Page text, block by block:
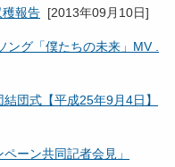
報告 [2013年09月10日]
グ「僕たちの未来」MV .
団式【平成25年9月4日】
ーン共同記者会見」